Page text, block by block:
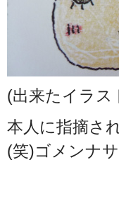
(出来たイラス
本人に指摘さ
(笑)ゴメンナ